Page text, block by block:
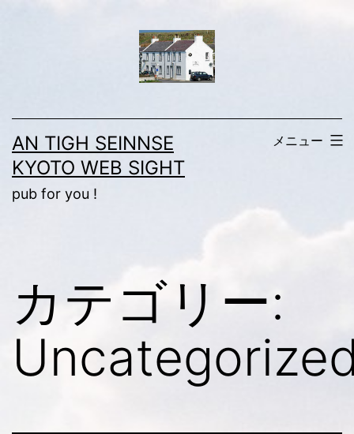
ツ
へ
ス
キ
AN TIGH SEINNSE
KYOTO WEB SIGHT
pub for you !
メニュー
カテゴリー: